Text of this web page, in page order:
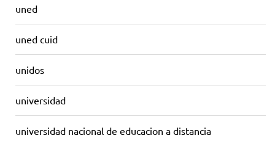
uned
uned cuid
unidos
universidad
universidad nacional de educacion a distancia